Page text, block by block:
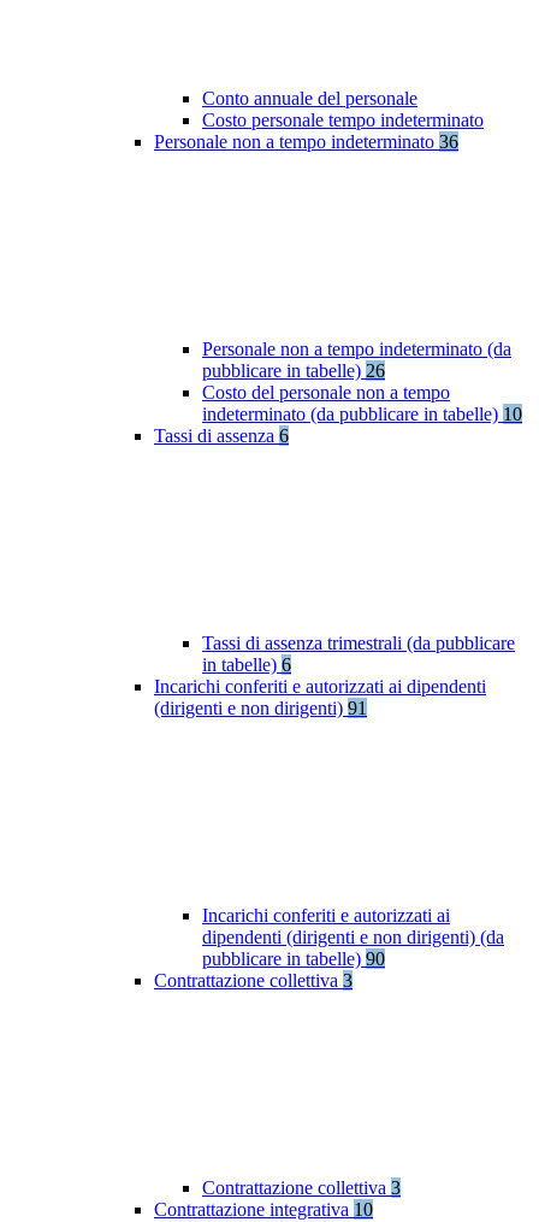
Conto annuale del personale
Costo personale tempo indeterminato
Personale non a tempo indeterminato 36
Personale non a tempo indeterminato (da
pubblicare in tabelle) 26
Costo del personale non a tempo
indeterminato (da pubblicare in tabelle) 10
Tassi di assenza 6
Tassi di assenza trimestrali (da pubblicare
in tabelle) 6
Incarichi conferiti e autorizzati ai dipendenti
(dirigenti e non dirigenti) 91
Incarichi conferiti e autorizzati ai
dipendenti (dirigenti e non dirigenti) (da
pubblicare in tabelle) 90
Contrattazione collettiva 3
Contrattazione collettiva 3
Contrattazione integrativa 10